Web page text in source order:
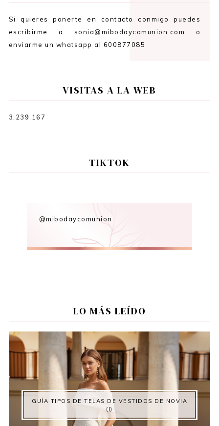
Si quieres ponerte en contacto conmigo puedes
escribirme a sonia@mibodaycomunion.com o
enviarme un whatsapp al 600877085
VISITAS A LA WEB
3,239,167
TIKTOK
@mibodaycomunion
LO MÁS LEÍDO
GUÍA TIPOS DE TELAS DE VESTIDOS DE NOVIA
(I)